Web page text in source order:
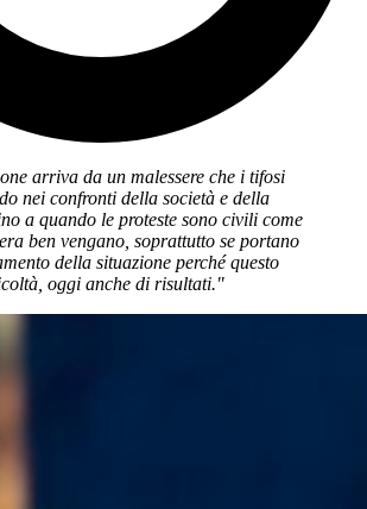
arriva da un malessere che i tifosi
nei confronti della società e della
a quando le proteste sono civili come
ben vengano, soprattutto se portano
della situazione perché questo
oggi anche di risultati."